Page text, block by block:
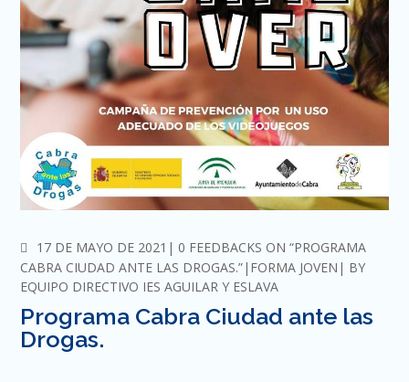
17 DE MAYO DE 2021 COMMENTS
0 FEEDBACKS ON “PROGRAMA
CABRA CIUDAD ANTE LAS DROGAS.” FORMA JOVEN
BY
EQUIPO DIRECTIVO IES AGUILAR Y ESLAVA
Programa Cabra Ciudad ante las
Drogas.